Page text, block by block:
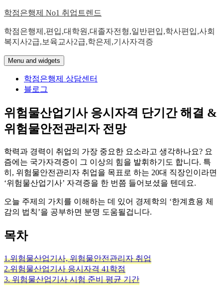
Skip
content
학점은행제 No1 취업트렌드
학점은행제,편입,대학원,대졸자전형,일반편입,학사편입,사회
복지사2급,보육교사2급,학은제,기사자격증
Menu and widgets
학점은행제 상담센터
블로그
위험물산업기사 응시자격 단기간 해결 &
위험물안전관리자 전망
학력과 경력이 취업의 가장 중요한 요소라고 생각하나요? 요
즘에는 국가자격증이 그 이상의 힘을 발휘하기도 합니다. 특
히, 위험물안전관리자 취업을 목표로 하는 20대 직장인이라면
‘위험물산업기사’ 자격증을 한 번쯤 들어보셨을 텐데요.
​오늘 주제의 가치를 이해하는 데 있어 경제학의 ‘한계효용 체
감의 법칙’을 공부하면 분명 도움될겁니다.
목차
1.위험물산업기사, 위험물안전관리자 취업
2.위험물산업기사 응시자격 41학점
3. 위험물산업기사 시험 준비 평균 기간